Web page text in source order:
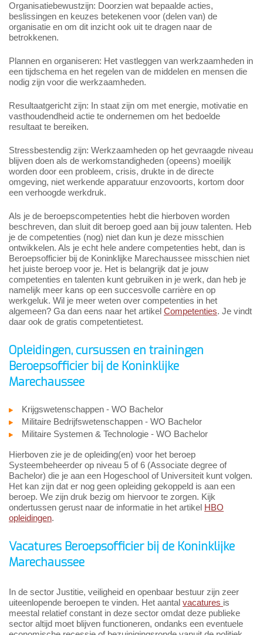
Organisatiebewustzijn: Doorzien wat bepaalde acties,
beslissingen en keuzes betekenen voor (delen van) de
organisatie en om dit inzicht ook uit te dragen naar de
betrokkenen.
Plannen en organiseren: Het vastleggen van werkzaamheden in
een tijdschema en het regelen van de middelen en mensen die
nodig zijn voor die werkzaamheden.
Resultaatgericht zijn: In staat zijn om met energie, motivatie en
vasthoudendheid actie te ondernemen om het bedoelde
resultaat te bereiken.
Stressbestendig zijn: Werkzaamheden op het gevraagde niveau
blijven doen als de werkomstandigheden (opeens) moeilijk
worden door een probleem, crisis, drukte in de directe
omgeving, niet werkende apparatuur enzovoorts, kortom door
een verhoogde werkdruk.
Als je de beroepscompetenties hebt die hierboven worden
beschreven, dan sluit dit beroep goed aan bij jouw talenten. Heb
je de competenties (nog) niet dan kun je deze misschien
ontwikkelen. Als je echt hele andere competenties hebt, dan is
Beroepsofficier bij de Koninklijke Marechaussee misschien niet
het juiste beroep voor je. Het is belangrijk dat je jouw
competenties en talenten kunt gebruiken in je werk, dan heb je
namelijk meer kans op een succesvolle carrière en op
werkgeluk. Wil je meer weten over competenties in het
algemeen? Ga dan eens naar het artikel Competenties. Je vindt
daar ook de gratis competentietest.
Opleidingen, cursussen en trainingen
Beroepsofficier bij de Koninklijke
Marechaussee
Krijgswetenschappen - WO Bachelor
Militaire Bedrijfswetenschappen - WO Bachelor
Militaire Systemen & Technologie - WO Bachelor
Hierboven zie je de opleiding(en) voor het beroep
Systeembeheerder op niveau 5 of 6 (Associate degree of
Bachelor) die je aan een Hogeschool of Universiteit kunt volgen.
Het kan zijn dat er nog geen opleiding gekoppeld is aan een
beroep. We zijn druk bezig om hiervoor te zorgen. Kijk
ondertussen gerust naar de informatie in het artikel HBO
opleidingen.
Vacatures Beroepsofficier bij de Koninklijke
Marechaussee
In de sector Justitie, veiligheid en openbaar bestuur zijn zeer
uiteenlopende beroepen te vinden. Het aantal vacatures is
meestal relatief constant in deze sector omdat deze publieke
sector altijd moet blijven functioneren, ondanks een eventuele